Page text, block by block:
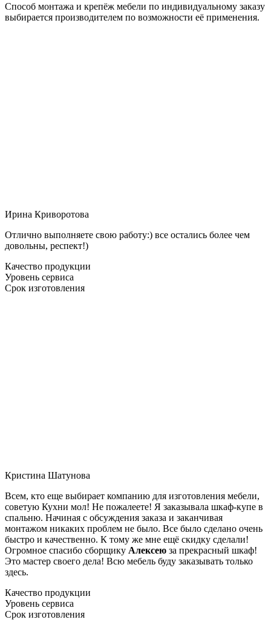
Способ монтажа и крепёж мебели по индивидуальному заказу
выбирается производителем по возможности её применения.
Ирина Криворотова
Отлично выполняете свою работу:) все остались более чем
довольны, респект!)
Качество продукции
Уровень сервиса
Срок изготовления
Кристина Шатунова
Всем, кто еще выбирает компанию для изготовления мебели,
советую Кухни мол! Не пожалеете! Я заказывала шкаф-купе в
спальню. Начиная с обсуждения заказа и заканчивая
монтажом никаких проблем не было. Все было сделано очень
быстро и качественно. К тому же мне ещё скидку сделали!
Огромное спасибо сборщику Алексею за прекрасный шкаф!
Это мастер своего дела! Всю мебель буду заказывать только
здесь.
Качество продукции
Уровень сервиса
Срок изготовления